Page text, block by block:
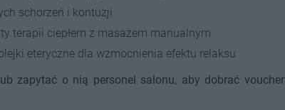
schorzeń i kontuzji
terapii ciepłem z masażem manualnym
eteryczne dla wzmocnienia efektu relaksu
zapytać o nią personel salonu, aby dobrać voucher